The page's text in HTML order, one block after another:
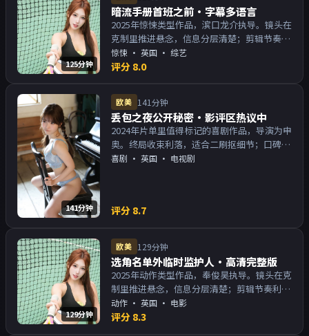
125分钟
暗流手册首班之前·字幕多语言
2025年惊悚类型作品，滨口龙介执导。镜头在
克制里推进悬念，信息分层清楚；剪辑节奏利
落，观感顺滑。主演以演技派为主，适合喜欢
强叙事与人物关系的观众加入片单。
惊悚 · 英国 · 综艺
评分 8.0
141分钟
欧美 141分钟
丢包之夜公开秘密·影评区热议中
2024年片单里值得标记的喜剧作品，导演为申
奥。终局收束利落，适合二刷抠细节；口碑向
与娱乐性兼顾。主演以演技派为主，适合喜欢
喜剧 · 英国 · 电视剧
评分 8.7
129分钟
欧美 129分钟
选角名单外临时监护人·高清完整版
2025年动作类型作品，奉俊昊执导。镜头在克
制里推进悬念，信息分层清楚；剪辑节奏利
落，观感顺滑。主演以演技派为主，适合喜欢
强叙事与人物关系的观众加入片单。
动作 · 英国 · 电影
评分 8.3